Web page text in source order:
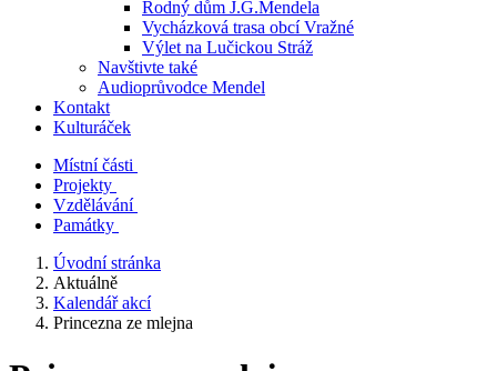
Rodný dům J.G.Mendela
Vycházková trasa obcí Vražné
Výlet na Lučickou Stráž
Navštivte také
Audioprůvodce Mendel
Kontakt
Kulturáček
Místní části
Projekty
Vzdělávání
Památky
Úvodní stránka
Aktuálně
Kalendář akcí
Princezna ze mlejna